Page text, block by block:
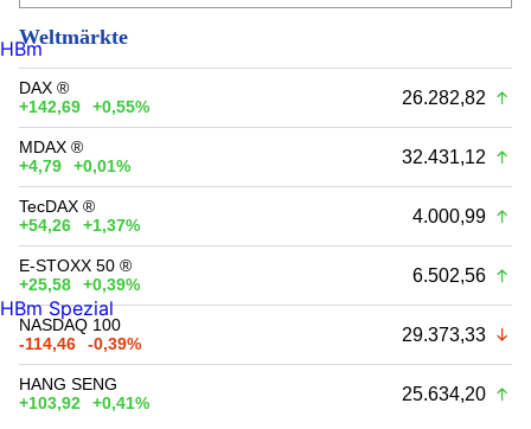
Weltmärkte
DAX ®
+142,69
+0,55% 26.282,82
MDAX ®
+4,79
+0,01% 32.431,12
TecDAX ®
+54,26
+1,37% 4.000,99
E-STOXX 50 ®
+25,58
+0,39% 6.502,56
NASDAQ 100
-114,46
-0,39% 29.373,33
HANG SENG
+103,92
+0,41% 25.634,20
HBm
HBm Spezial